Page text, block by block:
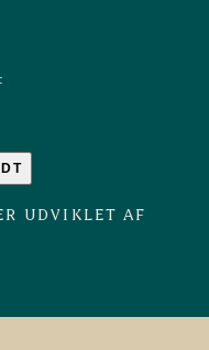
UDVIKLET AF